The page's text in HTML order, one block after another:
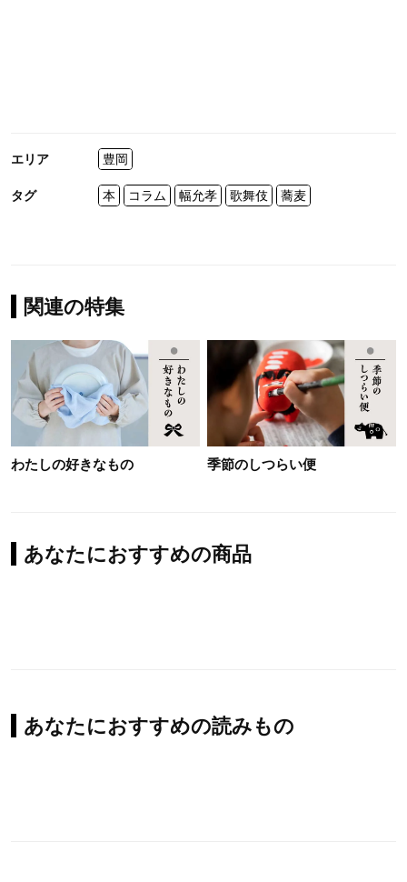
エリア 豊岡
タグ 本 コラム 幅允孝 歌舞伎 蕎麦
関連の特集
わたしの好きなもの 季節のしつらい便
あなたにおすすめの商品
あなたにおすすめの読みもの